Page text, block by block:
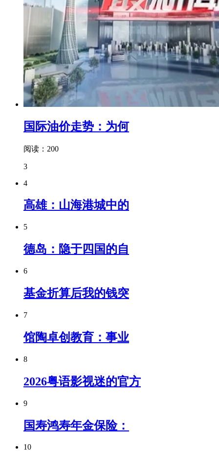
国际油价走势：为何
阅读：200
3
4
高雄：山海港城中的
5
德岛：隐于四国的自
6
基金折算后我的钱突
7
馆陶卓创教育：事业
8
2026粤语影视迷的官方
9
国寿鸿寿年金保险：
10